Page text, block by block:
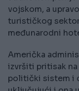
vojskom, a
turističkog
međunarodni
Američka
izvršiti pritisak
politički sistem i